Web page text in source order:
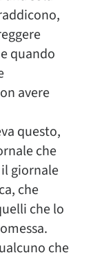
quando
avere
questo,
che
giornale
che
che lo
che